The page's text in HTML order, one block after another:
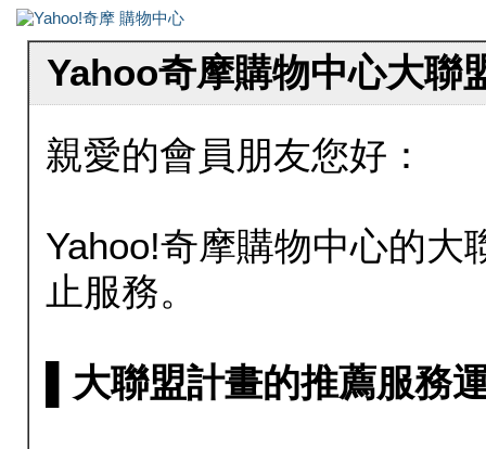
Yahoo奇摩購物中心大聯
親愛的會員朋友您好：
Yahoo!奇摩購物中心的大
止服務。
▌大聯盟計畫的推薦服務